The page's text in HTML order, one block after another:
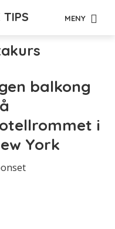
TIPS MENY
balkong
i
York